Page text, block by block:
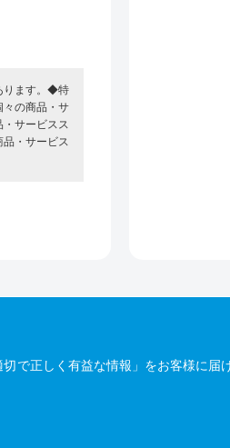
ります。◆特
の商品・サ
サービスス
・サービス
で正しく有益な情報」をお客様に届